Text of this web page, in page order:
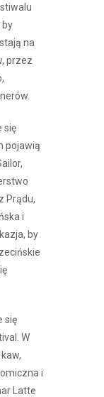
by
na
przez
się
pojawią
Prądu,
i
by
się
W
i
Latte